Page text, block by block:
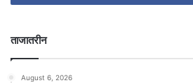
ताजातरीन
August 6, 2026